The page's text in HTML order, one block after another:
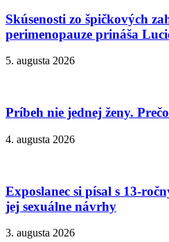
Skúsenosti zo špičkových
perimenopauze prináša
5. augusta 2026
Príbeh nie jednej ženy.
4. augusta 2026
Exposlanec si písal s 13-
jej sexuálne návrhy
3. augusta 2026